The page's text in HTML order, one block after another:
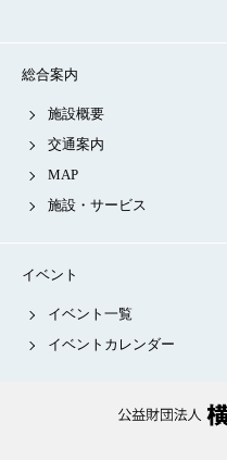
総合案内
施設概要
交通案内
MAP
施設・サービス
イベント
イベント一覧
イベントカレンダー